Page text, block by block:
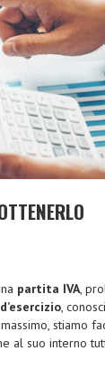
partita IVA,
,
stiamo
al suo interno